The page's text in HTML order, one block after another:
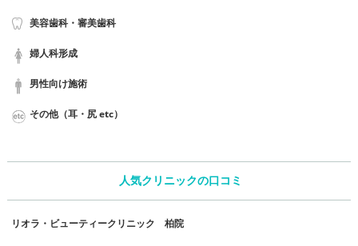
美容歯科・審美歯科
婦人科形成
男性向け施術
その他（耳・尻 etc）
人気クリニックの口コミ
リオラ・ビューティークリニック 柏院